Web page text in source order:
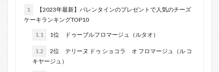
1
【2023年最新】バレンタインのプレゼントで人気のチーズ
ケーキランキングTOP10
1.1 1位 ドゥーブルフロマージュ（ルタオ）
1.2
2位 テリーヌ ドゥ ショコラ オ フロマージュ（ル コ
キヤージュ）